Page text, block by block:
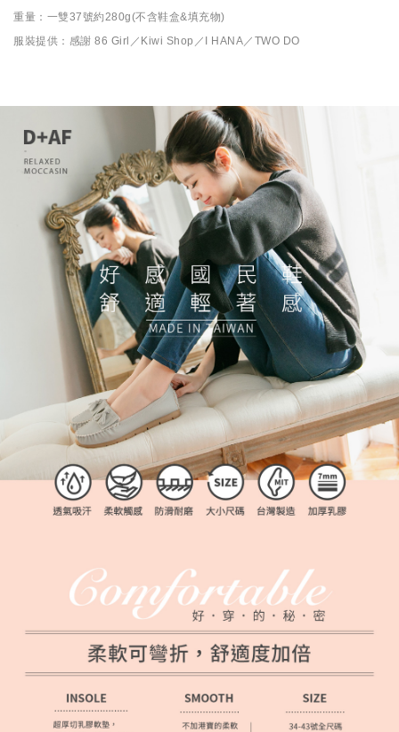
重量：一雙37號約280g(不含鞋盒&填充物)
服裝提供：感謝 86 Girl／Kiwi Shop／I HANA／TWO DO